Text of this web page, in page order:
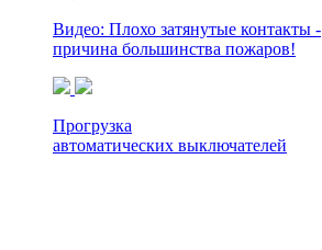
Видео: Плохо затянутые контакты -
причина большинства пожаров!
Прогрузка
автоматических выключателей